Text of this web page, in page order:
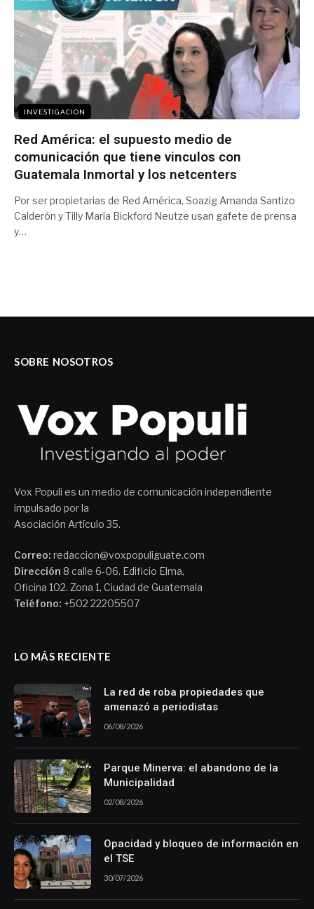
INVESTIGACION
Red América: el supuesto medio de
comunicación que tiene vinculos con
Guatemala Inmortal y los netcenters
Por ser propietarias de Red América, Soazig Amanda Santizo
Calderón y Tilly María Bickford Neutze usan gafete de prensa
y…
SOBRE NOSOTROS
Vox Populi es un medio de comunicación independiente
impulsado por la
Asociación Artículo 35.
Correo: redaccion@voxpopuliguate.com
Dirección 8 calle 6-06. Edificio Elma,
Oficina 102. Zona 1, Ciudad de Guatemala
Teléfono: +502 22205507
LO MÁS RECIENTE
La red de roba propiedades que
amenazó a periodistas
06/08/2026
Parque Minerva: el abandono de la
Municipalidad
02/08/2026
Opacidad y bloqueo de información en
el TSE
30/07/2026